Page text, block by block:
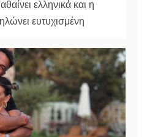
ελληνικά και η
ευτυχισμένη